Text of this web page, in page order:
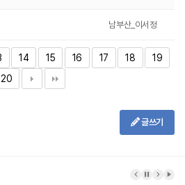
남부산_이서정
14 15 16 17 18
19
20
글쓰기